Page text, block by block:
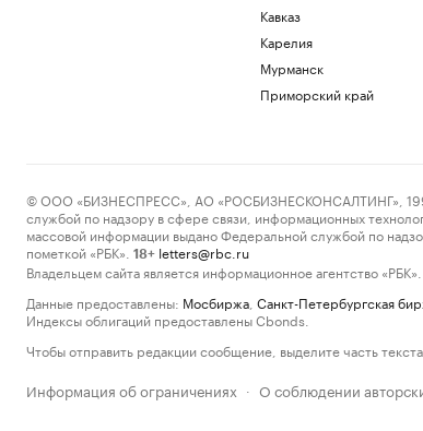
Кавказ
Карелия
Мурманск
Приморский край
© ООО «БИЗНЕСПРЕСС», АО «РОСБИЗНЕСКОНСАЛТИНГ»,
службой по надзору в сфере связи, информационных
массовой информации выдано Федеральной службой по
пометкой «РБК».
18+ letters@rbc.ru
Владельцем сайта является информационное агентство «РБК».
Данные предоставлены: Мосбиржа Санкт-Петербургская
Индексы облигаций предоставлены Cbonds.
Чтобы отправить редакции сообщение, выделите часть
Информация об ограничениях · О соблюдении